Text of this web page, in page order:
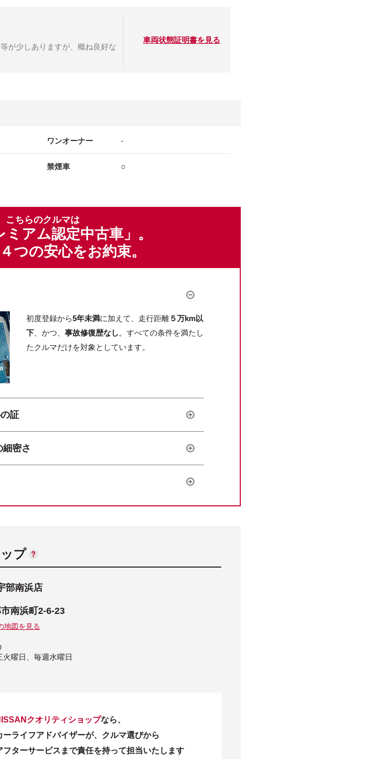
が少しありますが、概ね良好な
車両状態証明書を見る
ワンオーナー -
禁煙車 ○
こちらのクルマは
ミアム認定中古車」。
つの安心をお約束。
初度登録から5年未満に加えて、走行距離５万km以
下 、かつ、 事故修復歴なし。すべての条件を満たし
たクルマだけを対象としています。
証
細密さ
プ
部南浜店
南浜町2-6-23
地図を見る
曜日、毎週水曜日
クオリティショップなら、
ーライフアドバイザーが、クルマ選びから
フターサービスまで責任を持って担当いたします